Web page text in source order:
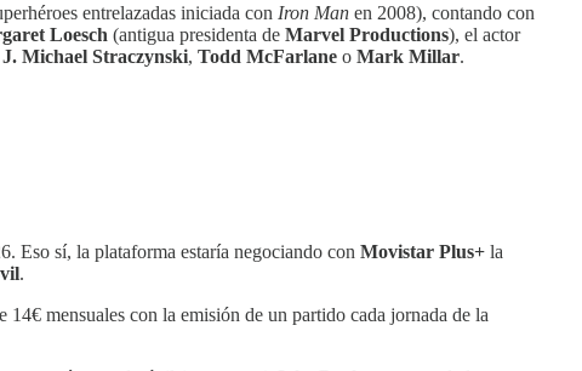
entrelazadas iniciada con Iron Man en 2008), contando con
Loesch (antigua presidenta de Marvel Productions), el actor
J. Michael Straczynski, Todd McFarlane o Mark Millar.
Eso sí, la plataforma estaría negociando con Movistar Plus+ la
.
14€ mensuales con la emisión de un partido cada jornada de la